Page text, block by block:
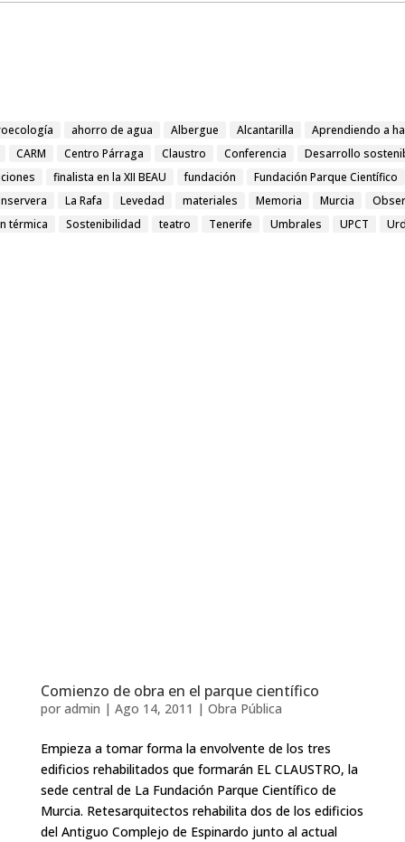
ahorro de agua Albergue Alcantarilla
Aprendiendo a
CARM
Centro Párraga Claustro Conferencia
Desarrollo
finalista en la XII BEAU fundación
Fundación Parque Científico
La Rafa Levedad materiales Memoria Murcia
térmica
Sostenibilidad teatro Tenerife Umbrales UPCT
Comienzo de obra en el parque científico
por admin | Ago 14, 2011 | Obra Pública
Empieza a tomar forma la envolvente de los tres
edificios rehabilitados que formarán EL CLAUSTRO, la
sede central de La Fundación Parque Científico de
Murcia. Retesarquitectos rehabilita dos de los edificios
del Antiguo Complejo de Espinardo junto al actual